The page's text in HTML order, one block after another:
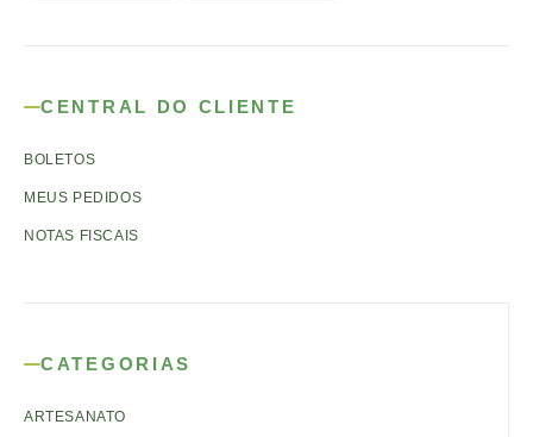
CENTRAL DO CLIENTE
BOLETOS
MEUS PEDIDOS
NOTAS FISCAIS
CATEGORIAS
ARTESANATO